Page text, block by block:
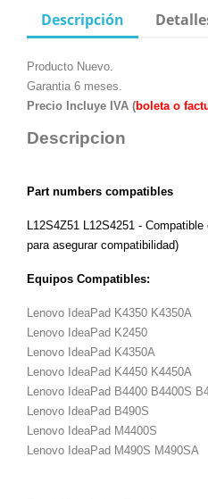
Descripción
Producto Nuevo.
Garantia 6 meses.
Precio Incluye IVA (boleta o
Descripcion
Part numbers compatibles
L12S4Z51 L12S4251 - Compatible
para asegurar compatibilidad)
Equipos Compatibles:
Lenovo IdeaPad K4350 K4350A
Lenovo IdeaPad K2450
Lenovo IdeaPad K4350A
Lenovo IdeaPad K4450 K4450A
Lenovo IdeaPad B4400 B4400S
Lenovo IdeaPad B490S
Lenovo IdeaPad M4400S
Lenovo IdeaPad M490S M490SA